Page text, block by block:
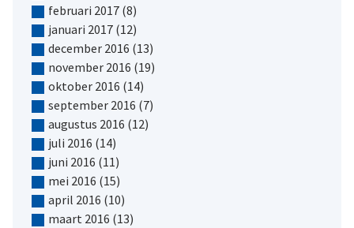
februari 2017(8)
januari 2017(12)
december 2016 (13)
november 2016 (19)
oktober 2016 (14)
september 2016 (7)
augustus 2016 (12)
juli 2016 (14)
juni 2016 (11)
mei 2016 (15)
april 2016 (10)
maart 2016 (13)